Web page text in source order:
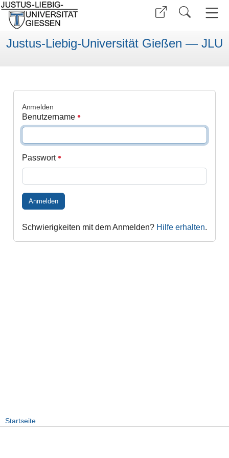
Justus-Liebig-Universität Gießen — JLU
Anmelden
Benutzername
Passwort
Anmelden
Schwierigkeiten mit dem Anmelden? Hilfe erhalten.
Startseite